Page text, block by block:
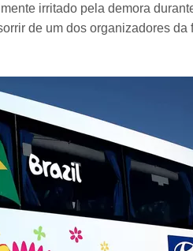
irritado pela demora
de um dos organizadores da